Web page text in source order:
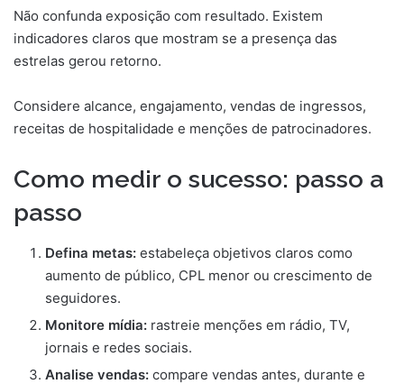
Não confunda exposição com resultado. Existem
indicadores claros que mostram se a presença das
estrelas gerou retorno.
Considere alcance, engajamento, vendas de ingressos,
receitas de hospitalidade e menções de patrocinadores.
Como medir o sucesso: passo a
passo
Defina metas: estabeleça objetivos claros como
aumento de público, CPL menor ou crescimento de
seguidores.
Monitore mídia: rastreie menções em rádio, TV,
jornais e redes sociais.
Analise vendas: compare vendas antes, durante e